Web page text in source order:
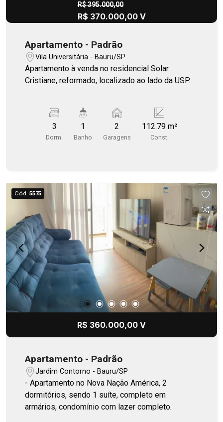
R$ 395.000,00
R$ 370.000,00 V
Apartamento - Padrão
Vila Universitária - Bauru/SP
Apartamento à venda no residencial Solar
Cristiane, reformado, localizado ao lado da USP.
3
Dorm.
1
Banho
2
Garagens
112.79 m²
Const.
Cód. 5575
R$ 360.000,00 V
Apartamento - Padrão
Jardim Contorno - Bauru/SP
- Apartamento no Nova Nação América, 2
dormitórios, sendo 1 suíte, completo em
armários, condomínio com lazer completo.